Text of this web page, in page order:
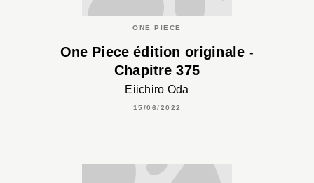
ONE PIECE
One Piece édition originale -
Chapitre 375
Eiichiro Oda
15/06/2022